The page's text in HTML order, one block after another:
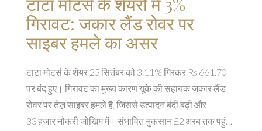
गिरावट: जकार लैंड रोवर पर
साइबर हमले का असर
टाटा मोटर्स के शेयर 25 सितंबर को 3.11% गिरकर Rs 661.70
पर बंद हुए। गिरावट का मुख्य कारण यूके की सहायक जकार लैंड
रोवर पर तेज़ साइबर हमले है, जिससे उत्पादन बंदी बढ़ी और
33 हजार नौकरी जोखिम में। संभावित नुकसान £2 अरब तक पहुंच